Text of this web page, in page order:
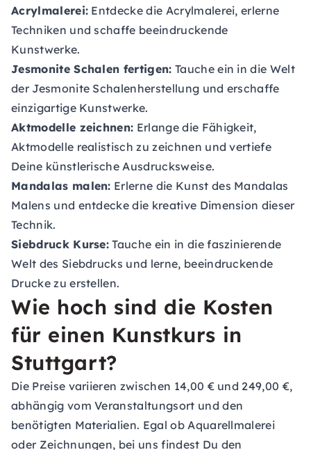
Acrylmalerei: Entdecke die Acrylmalerei, erlerne
Techniken und schaffe beeindruckende
Kunstwerke.
Jesmonite Schalen fertigen: Tauche ein in die Welt
der Jesmonite Schalenherstellung und erschaffe
einzigartige Kunstwerke.
Aktmodelle zeichnen: Erlange die Fähigkeit,
Aktmodelle realistisch zu zeichnen und vertiefe
Deine künstlerische Ausdrucksweise.
Mandalas malen: Erlerne die Kunst des Mandalas
Malens und entdecke die kreative Dimension dieser
Technik.
Siebdruck Kurse: Tauche ein in die faszinierende
Welt des Siebdrucks und lerne, beeindruckende
Drucke zu erstellen.
Wie hoch sind die Kosten
für einen Kunstkurs in
Stuttgart?
Die Preise variieren zwischen 14,00 € und 249,00 €,
abhängig vom Veranstaltungsort und den
benötigten Materialien. Egal ob Aquarellmalerei
oder Zeichnungen, bei uns findest Du den